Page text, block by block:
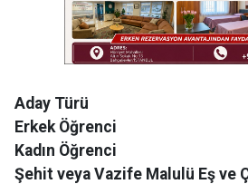
Aday Türü
Erkek Öğrenci
Kadın Öğrenci
Şehit veya Vazife Malulü Eş ve